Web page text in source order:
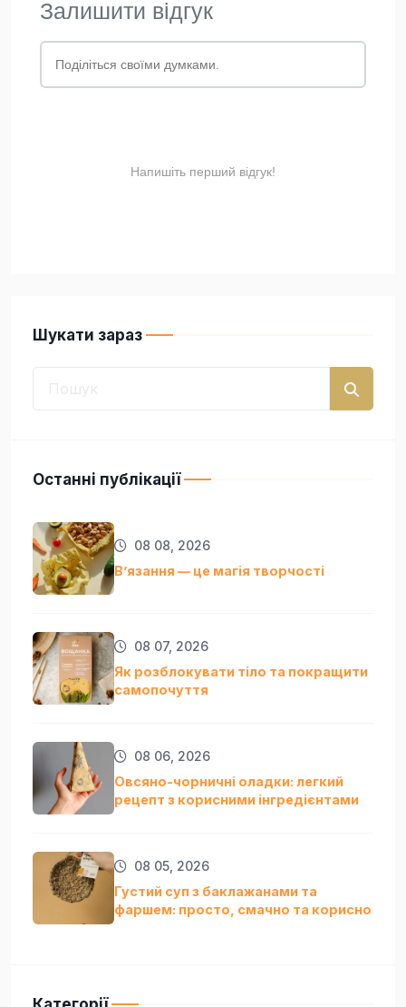
Шукати зараз
Останні публікації
08 08, 2026
Вʼязання — це магія творчості
08 07, 2026
Як розблокувати тіло та покращити
самопочуття
08 06, 2026
Овсяно-чорничні оладки: легкий
рецепт з корисними інгредієнтами
08 05, 2026
Густий суп з баклажанами та
фаршем: просто, смачно та кориснo